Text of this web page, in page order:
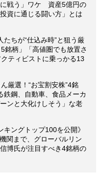
戦う」ワケ 資産5億円の
資に通じる闘い方」とは
たちが“仕込み時”と狙う厳
柄」「高値圏でも放置さ
ティビストに乗っかる13
厳選！“お宝割安株”4銘
鉄鋼、自動車、食品メーカ
ンと大化けしそう」な老
キングトップ100を公開》
関まで、グローバルリン
博氏が注目すべき4銘柄の